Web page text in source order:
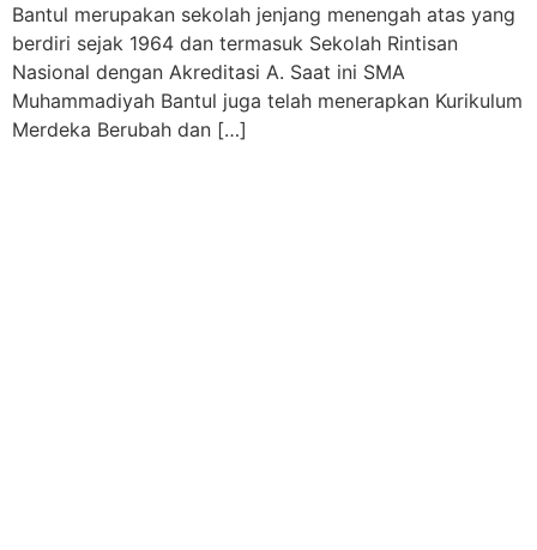
Bantul merupakan sekolah jenjang menengah atas yang
berdiri sejak 1964 dan termasuk Sekolah Rintisan
Nasional dengan Akreditasi A. Saat ini SMA
Muhammadiyah Bantul juga telah menerapkan Kurikulum
Merdeka Berubah dan […]